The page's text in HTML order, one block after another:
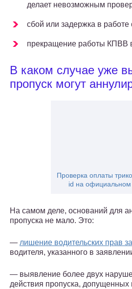
делает невозможным
сбой или задержка в
прекращение работы КПВВ
В каком случае уже
пропуск могут
Проверка оплаты
id на официальном
На самом деле, оснований для
пропуска не мало. Это:
— лишение водительских прав
водителя, указанного в
— выявление более двух
действия пропуска, допущенных